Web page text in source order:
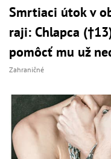
Smrtiaci útok v
raji: Chlapca
pomôcť mu už
Zahraničné